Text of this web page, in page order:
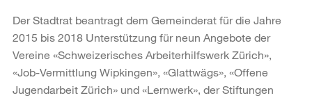
Der Stadtrat beantragt dem Gemeinderat für die Jahre
2015 bis 2018 Unterstützung für neun Angebote der
Vereine «Schweizerisches Arbeiterhilfswerk Zürich»,
«Job-Vermittlung Wipkingen», «Glattwägs», «Offene
Jugendarbeit Zürich» und «Lernwerk», der Stiftungen